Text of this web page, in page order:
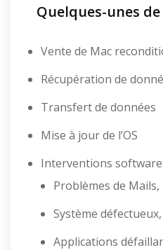
Quelques-unes
Vente de Mac
Récupération de
Transfert de données
Mise à jour de l’OS
Interventions
Problèmes de Mails,
Système défectueux,
Applications